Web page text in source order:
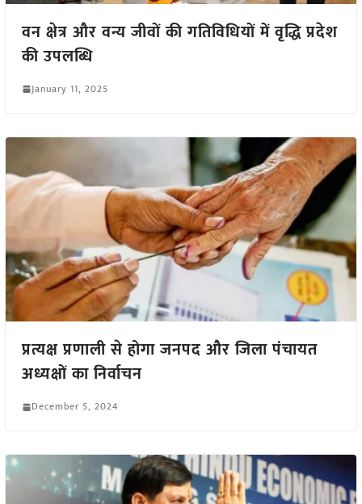
वन क्षेत्र और वन्य जीवों की गतिविधियों में वृद्धि प्रदेश
की उपलब्धि
January 11, 2025
प्रत्यक्ष प्रणाली से होगा जनपद और जिला पंचायत
अध्यक्षों का निर्वाचन
December 5, 2024